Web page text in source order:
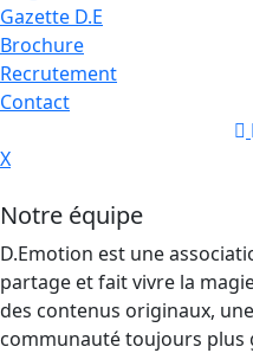
Gazette D.E
Brochure
Recrutement
Contact
X
Notre équipe
D.Emotion est une
partage et fait vivre la
des contenus originaux,
communauté toujours plus